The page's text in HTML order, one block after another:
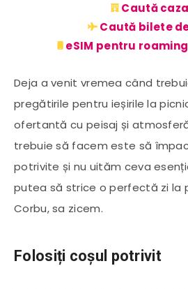
Caută
Caută bilete
eSIM pentru
Deja a venit vremea când
pregătirile pentru ieșirile la
ofertantă cu peisaj și
trebuie să facem este să
potrivite și nu uităm ceva
putea să strice o perfectă zi la
Corbu, sa zicem.
Folosiți coșul potrivit